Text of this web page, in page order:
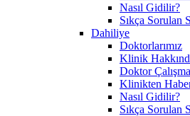
Nasıl Gidilir?
Sıkça Sorulan
Dahiliye
Doktorlarımız
Klinik
Doktor
Klinikten
Nasıl Gidilir?
Sıkça Sorulan